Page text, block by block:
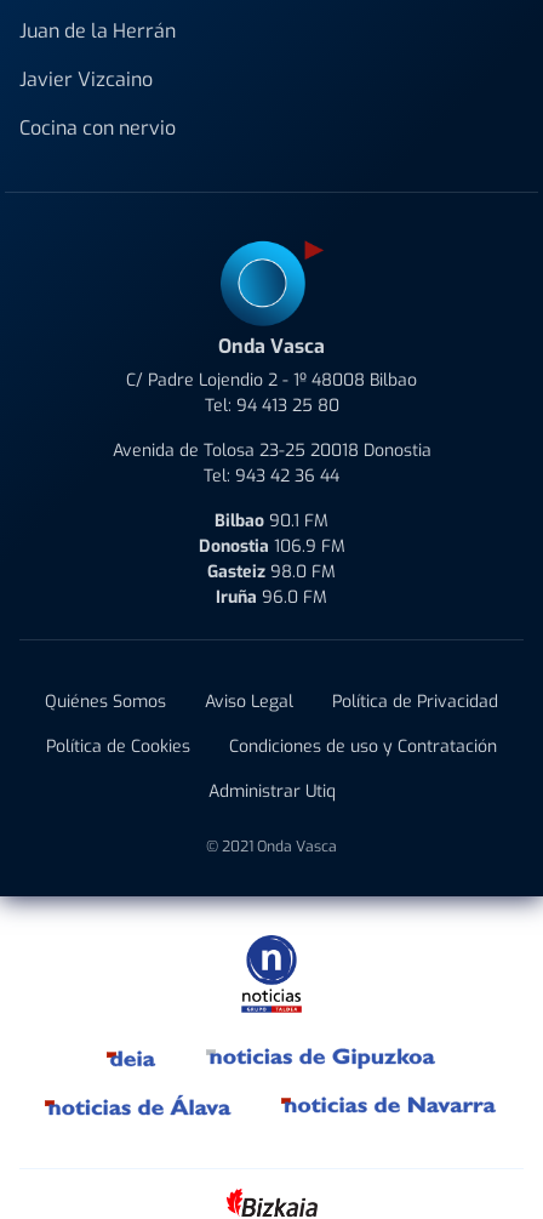
Juan de la Herrán
Javier Vizcaino
Cocina con nervio
Onda Vasca
C/ Padre Lojendio 2 - 1º 48008 Bilbao
Tel: 94 413 25 80
Avenida de Tolosa 23-25 20018 Donostia
Tel: 943 42 36 44
Bilbao 90.1 FM
Donostia 106.9 FM
Gasteiz 98.0 FM
Iruña 96.0 FM
Quiénes Somos Aviso Legal
Política de Privacidad
Política de Cookies
Condiciones de uso y Contratación
Administrar Utiq
© 2021 Onda Vasca